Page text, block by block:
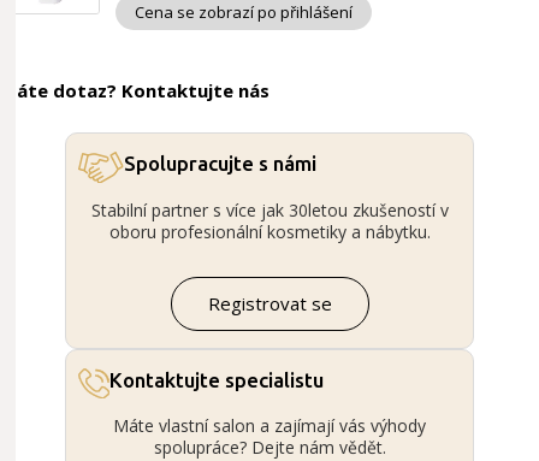
Cena se zobrazí po přihlášení
Máte dotaz? Kontaktujte nás
Spolupracujte s námi
Stabilní partner s více jak 30letou zkušeností v
oboru profesionální kosmetiky a nábytku.
Registrovat se
Kontaktujte specialistu
Máte vlastní salon a zajímají vás výhody
spolupráce? Dejte nám vědět.